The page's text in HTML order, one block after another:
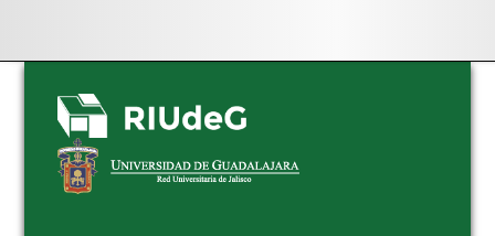
Skip
navigation